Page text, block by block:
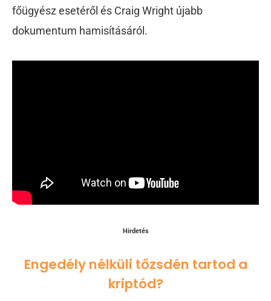
főügyész esetéről és Craig Wright újabb
dokumentum hamisításáról.
Hirdetés
Engedély nélküli tőzsdén tartod a
kriptód?